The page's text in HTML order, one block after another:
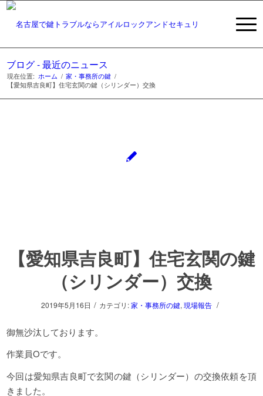
ブログ - 最近のニュース
現在位置: ホーム / 家・事務所の鍵 /
【愛知県吉良町】住宅玄関の鍵（シリンダー）交換
【愛知県吉良町】住宅玄関の鍵
（シリンダー）交換
2019年5月16日 / カテゴリ:家・事務所の鍵, 現場報告 /
御無沙汰しております。
作業員Oです。
今回は愛知県吉良町で玄関の鍵（シリンダー）の交換依頼を頂
きました。